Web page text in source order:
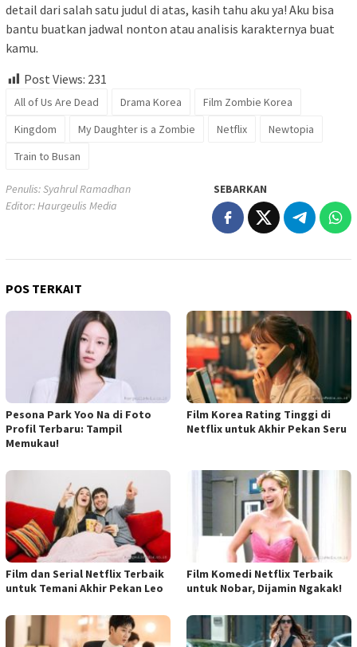
detail dari salah satu judul di atas, kasih tahu aku ya! Aku bisa
bantu buatkan jadwal nonton atau analisis karakternya buat
kamu.
Post Views: 231
All of Us Are Dead Drama Korea
Film Zombie Korea
Kingdom
My Daughter is a Zombie Netflix
Newtopia
Train to Busan
Penulis: Syahrul Ramadhan
Editor: Haurgeulis Media
SEBARKAN
POS TERKAIT
Pesona Park Yoo Na di Foto
Profil Terbaru: Tampil
Memukau!
Film Korea Rating Tinggi di
Netflix untuk Akhir Pekan Seru
Film dan Serial Netflix Terbaik
untuk Temani Akhir Pekan Leo
Film Komedi Netflix Terbaik
untuk Nobar, Dijamin Ngakak!